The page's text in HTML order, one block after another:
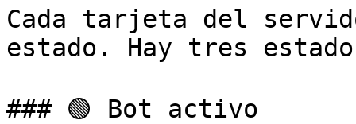
Cada tarjeta del
estado. Hay tres
### 🟢 Bot activo